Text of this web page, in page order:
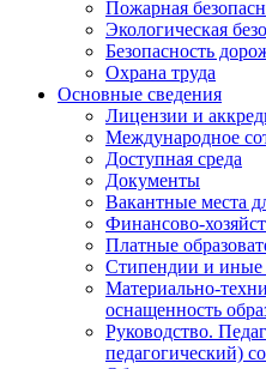
Пожарная
Экологическая
Безопасность
Охрана труда
Основные сведения
Лицензии и
Международное
Доступная среда
Документы
Вакантные места
Финансово-
Платные
Стипендии и иные
Материально-
оснащенность
Руководство.
педагогический)